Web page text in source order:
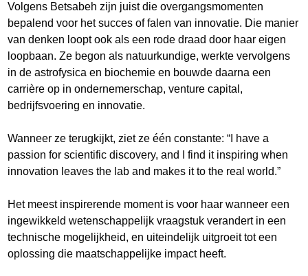
Volgens Betsabeh zijn juist die overgangsmomenten
bepalend voor het succes of falen van innovatie. Die manier
van denken loopt ook als een rode draad door haar eigen
loopbaan. Ze begon als natuurkundige, werkte vervolgens
in de astrofysica en biochemie en bouwde daarna een
carrière op in ondernemerschap, venture capital,
bedrijfsvoering en innovatie.
Wanneer ze terugkijkt, ziet ze één constante: “I have a
passion for scientific discovery, and I find it inspiring when
innovation leaves the lab and makes it to the real world.”
Het meest inspirerende moment is voor haar wanneer een
ingewikkeld wetenschappelijk vraagstuk verandert in een
technische mogelijkheid, en uiteindelijk uitgroeit tot een
oplossing die maatschappelijke impact heeft.